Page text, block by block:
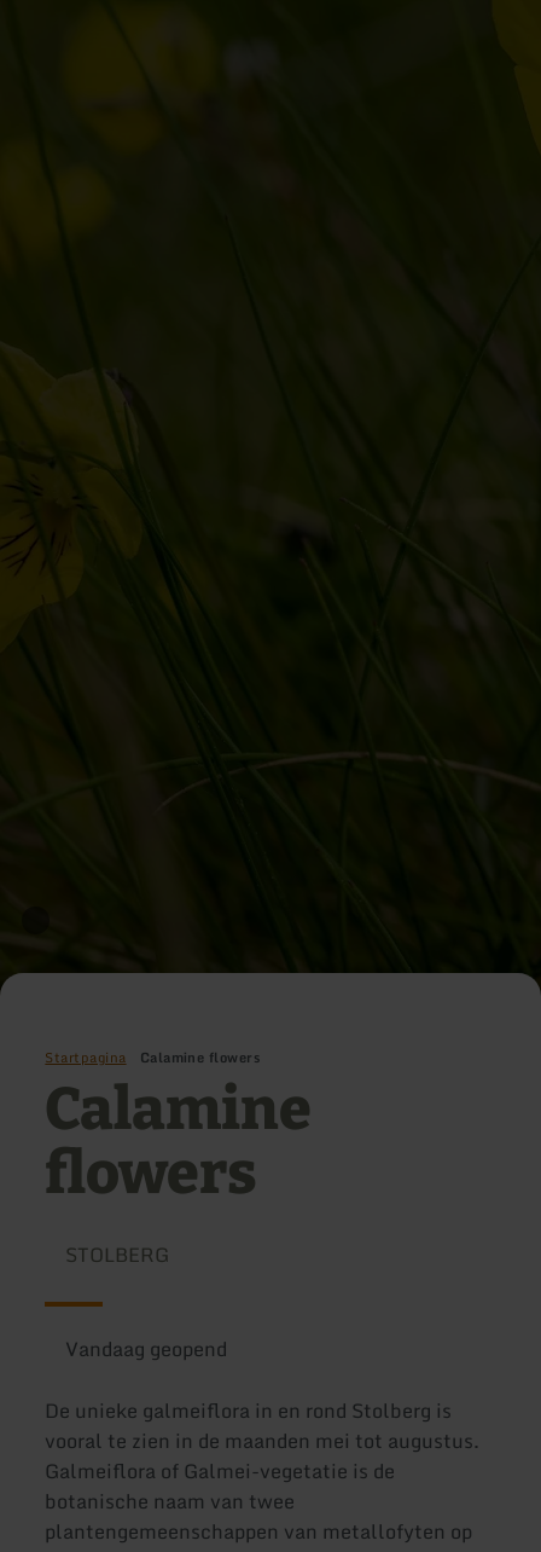
Startpagina Calamine flowers
Calamine
flowers
STOLBERG
Vandaag geopend
De unieke galmeiflora in en rond Stolberg is
vooral te zien in de maanden mei tot augustus.
Galmeiflora of Galmei-vegetatie is de
botanische naam van twee
plantengemeenschappen van metallofyten op